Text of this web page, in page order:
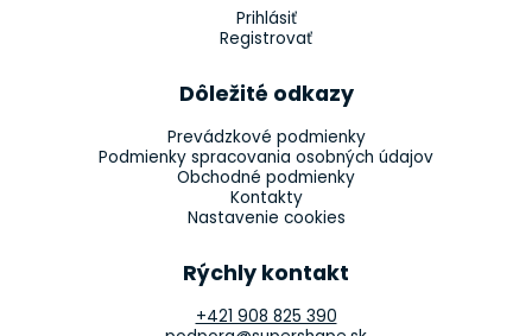
Prihlásiť
Registrovať
Dôležité odkazy
Prevádzkové podmienky
Podmienky spracovania osobných údajov
Obchodné podmienky
Kontakty
Nastavenie cookies
Rýchly kontakt
+421 908 825 390